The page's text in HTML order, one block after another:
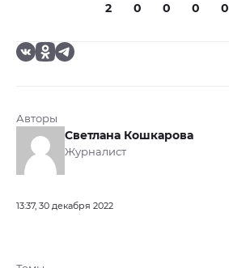
2 0 0 0 0
Авторы
Светлана Кошкарова
Журналист
13:37, 30 декабря 2022